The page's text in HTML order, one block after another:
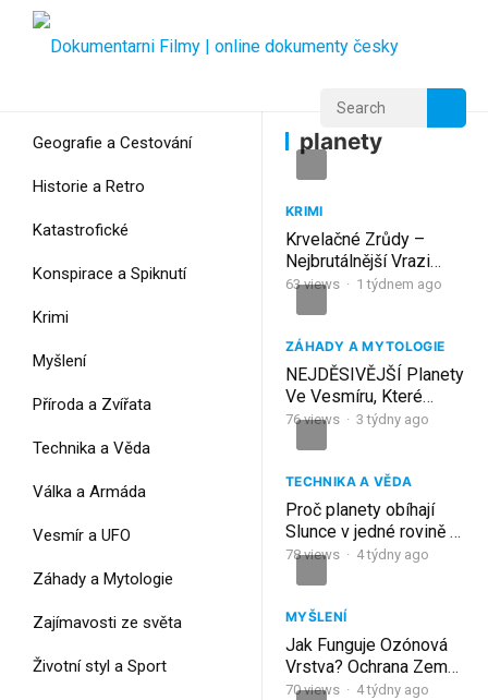
Geografie a Cestování
Historie a Retro
Katastrofické
Konspirace a Spiknutí
Krimi
Myšlení
Příroda a Zvířata
Technika a Věda
Válka a Armáda
Vesmír a UFO
Záhady a Mytologie
Zajímavosti ze světa
Životní styl a Sport
planety
planety
KRIMI
Krvelačné Zrůdy –
Nejbrutálnější Vrazi
Naší Planety
63views · 1 týdnem ago
ZÁHADY A MYTOLOGIE
NEJDĚSIVĚJŠÍ Planety
Ve Vesmíru, Které
Vědcům Dodnes
76views · 3 týdny ago
TECHNIKA A VĚDA
Proč planety obíhají
Slunce v jedné rovině a
stejným směrem?
78views · 4 týdny ago
MYŠLENÍ
Jak Funguje Ozónová
Vrstva? Ochrana Země
před UV Zářením,
70views · 4 týdny ago